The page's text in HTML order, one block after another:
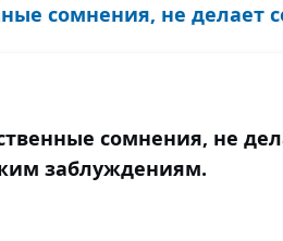
сомнения, не делает
сомнения, не
заблуждениям.